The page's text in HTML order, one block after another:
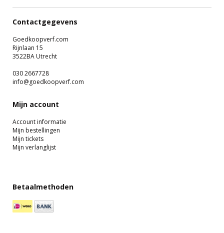
Contactgegevens
Goedkoopverf.com
Rijnlaan 15
3522BA Utrecht
030 2667728
info@goedkoopverf.com
Mijn account
Account informatie
Mijn bestellingen
Mijn tickets
Mijn verlanglijst
Betaalmethoden